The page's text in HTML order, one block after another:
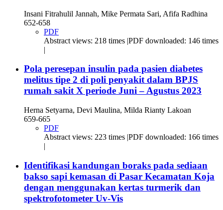
Insani Fitrahulil Jannah, Mike Permata Sari, Afifa Radhina
652-658
PDF
Abstract views: 218 times |PDF downloaded: 146 times
|
Pola peresepan insulin pada pasien diabetes
melitus tipe 2 di poli penyakit dalam BPJS
rumah sakit X periode Juni – Agustus 2023
Herna Setyarna, Devi Maulina, Milda Rianty Lakoan
659-665
PDF
Abstract views: 223 times |PDF downloaded: 166 times
|
Identifikasi kandungan boraks pada sediaan
bakso sapi kemasan di Pasar Kecamatan Koja
dengan menggunakan kertas turmerik dan
spektrofotometer Uv-Vis